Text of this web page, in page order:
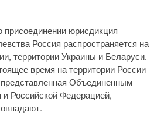
присоединении юрисдикция
Россия распространяется на
территории Украины и Беларуси.
время на территории России
Объединенным
Российской Федерацией,